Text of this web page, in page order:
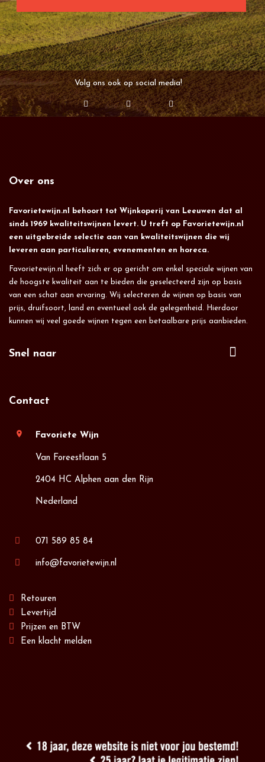
Volg ons ook op social media!
Over ons
Favorietewijn.nl behoort tot Wijnkoperij van Leeuwen dat al
sinds 1969 kwaliteitswijnen levert. U treft op Favorietewijn.nl
een uitgebreide selectie aan van kwaliteitswijnen die wij
leveren aan particulieren, evenementen en horeca.
Favorietewijn.nl heeft zich er op gericht om enkel speciale wijnen van
de hoogste kwaliteit aan te bieden die geselecteerd zijn op basis
van een schat aan ervaring. Wij selecteren de wijnen op basis van
prijs, druifsoort, land en eventueel ook de gelegenheid. Hierdoor
kunnen wij veel goede wijnen tegen een betaalbare prijs aanbieden.
Snel naar
Contact
location_on Favoriete Wijn
Van Foreestlaan 5
2404 HC Alphen aan den Rijn
Nederland
071 589 85 84
info@favorietewijn.nl
Retouren
Levertijd
Prijzen en BTW
Een klacht melden